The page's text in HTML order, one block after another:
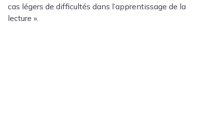
cas légers de difficultés dans l’apprentissage de la
lecture ».